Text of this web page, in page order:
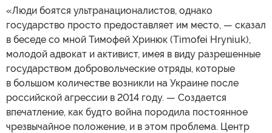
«Люди боятся ультранационалистов, однако
государство просто предоставляет им место, — сказал
в беседе со мной Тимофей Хринюк (Timofei Hryniuk),
молодой адвокат и активист, имея в виду разрешенные
государством добровольческие отряды, которые
в большом количестве возникли на Украине после
российской агрессии в 2014 году. — Создается
впечатление, как будто война породила постоянное
чрезвычайное положение, и в этом проблема. Центр